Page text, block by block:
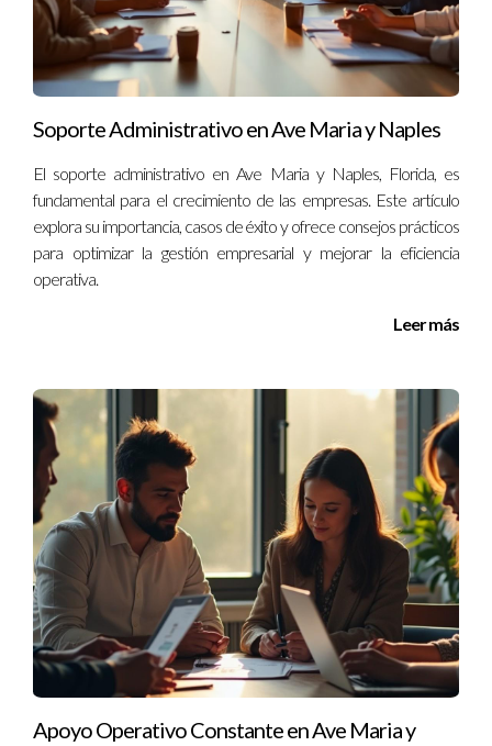
¿Cuánto tiempo dura la terapia?
La duración de la terapia varía según las necesidades
individuales. Algunas personas pueden necesitar solo unas
pocas sesiones, mientras que otras pueden beneficiarse de
un tratamiento más prolongado.
¿Es la terapia confidencial?
Sí, las sesiones son confidenciales. Los profesionales tienen la
obligación ética y legal de proteger tu privacidad.
Ignacio Valenzuela es un experto en salud mental con amplia
considerando dar el paso hacia una vida más saludable
emocionalmente, no dudes en ponerte en contacto para
obtener más información sobre cómo puedo ayudarte en tu
viaje personal hacia el bienestar.
Soporte Administrativo en Ave Maria y Naples
El soporte administrativo en Ave Maria y Naples, Florida, es
fundamental para el crecimiento de las empresas. Este artículo
explora su importancia, casos de éxito y ofrece consejos prácticos
para optimizar la gestión empresarial y mejorar la eficiencia
operativa.
Leer más
Apoyo Operativo Constante en Ave Maria y